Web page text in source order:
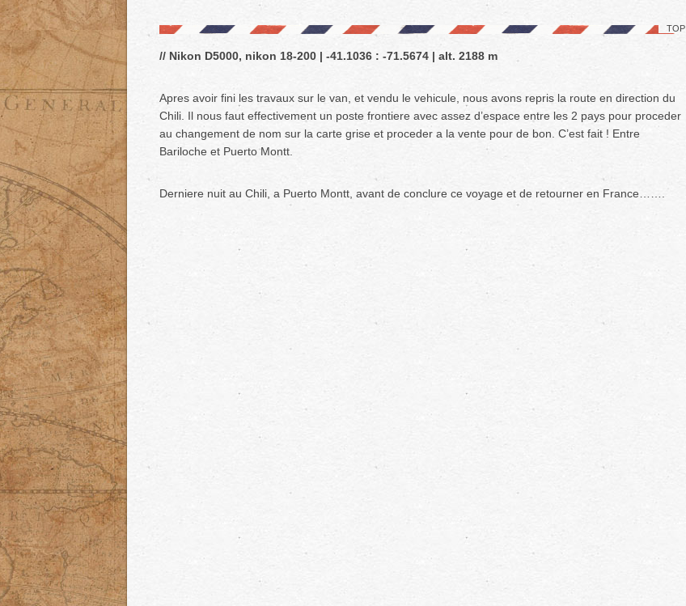
TOP
// Nikon D5000, nikon 18-200 | -41.1036 : -71.5674 | alt. 2188 m
Apres avoir fini les travaux sur le van, et vendu le vehicule, nous avons repris la route en direction du
Chili. Il nous faut effectivement un poste frontiere avec assez d’espace entre les 2 pays pour proceder
au changement de nom sur la carte grise et proceder a la vente pour de bon. C’est fait ! Entre
Bariloche et Puerto Montt.
Derniere nuit au Chili, a Puerto Montt, avant de conclure ce voyage et de retourner en France…….